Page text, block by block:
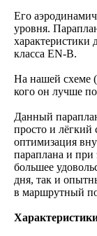
Его
уровня.
характеристики
класса EN-B.
На нашей схеме
кого он лучше
Данный
просто и
оптимизация
параплана и при
большее
дня, так и
в маршрутный